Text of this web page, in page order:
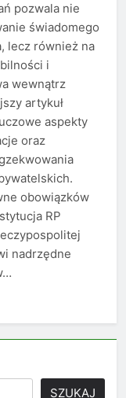
pozwala nie
świadomego
lecz również na
i
wewnątrz
artykuł
aspekty
oraz
obowiązków
RP
nadrzędne
SZUKAJ